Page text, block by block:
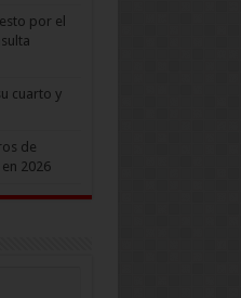
por el
cuarto y
de
2026